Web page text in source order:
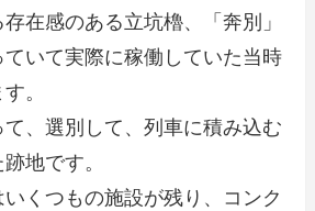
在感のある立坑櫓、「奔別」
ていて実際に稼働していた当時
。
、選別して、列車に積み込む
地です。
くつもの施設が残り、コンク